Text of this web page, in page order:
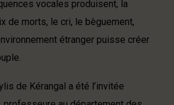
vocales produisent, la
de morts, le cri, le bèguement,
étranger puisse créer
de Kérangal a été l’invitée